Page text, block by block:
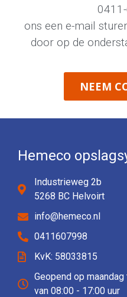
ons een e-mail
door op de
NEEM
Hemeco
Industrieweg 2b
5268 BC Helvoirt
info@hemeco.nl
0411607998
KvK: 58033815
Geopend op
van 08:00 - 17:00 uur